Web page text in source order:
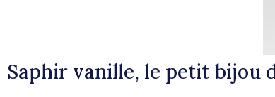
Saphir vanille, le petit bijou